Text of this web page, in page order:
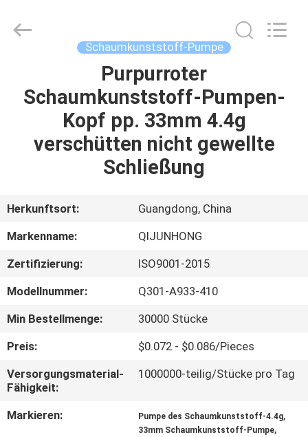
HAUSE
PRODUKTE
SHOW
UNS
WERKSBESICHTIGUNG
QUALITÄTSKONTROLLE
KONTAKT
PRODUCTS
MANUFACTORY
Schaumkunststoff-Pumpe
Purpurroter
Schaumkunststoff-Pumpen-
Kopf pp. 33mm 4.4g
verschütten nicht gewellte
Schließung
Herkunftsort:
Guangdong, China
Markenname:
QIJUNHONG
Zertifizierung:
ISO9001-2015
Modellnummer:
Q301-A933-410
Min Bestellmenge:
30000 Stücke
Preis:
$0.072 - $0.086/Pieces
Versorgungsmaterial-
Fähigkeit:
1000000-teilig/Stücke pro Tag
Markieren: Pumpe des Schaumkunststoff-4.4g,
33mm Schaumkunststoff-Pumpe,